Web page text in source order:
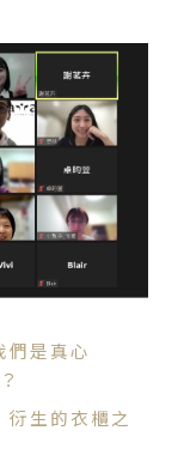
們是真心
生的衣櫃之